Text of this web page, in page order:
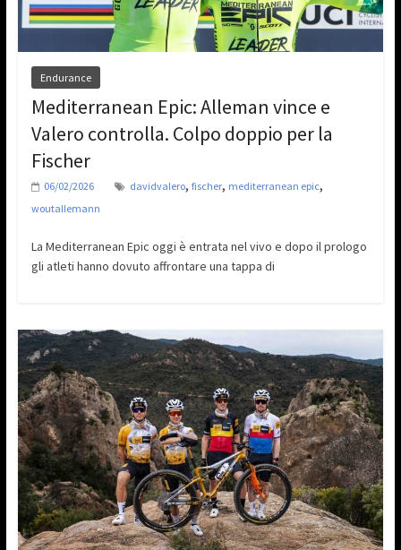
Endurance
Mediterranean Epic: Alleman vince e
Valero controlla. Colpo doppio per la
Fischer
06/02/2026 davidvalero, fischer, mediterranean epic,
woutallemann
La Mediterranean Epic oggi è entrata nel vivo e dopo il prologo
gli atleti hanno dovuto affrontare una tappa di